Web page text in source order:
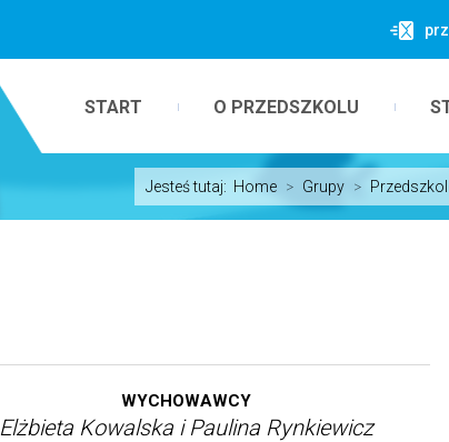
START O PRZEDSZKOLU
Jesteś tutaj: Home > Grupy >
WYCHOWAWCY
Elżbieta Kowalska i Paulina Rynkiewicz